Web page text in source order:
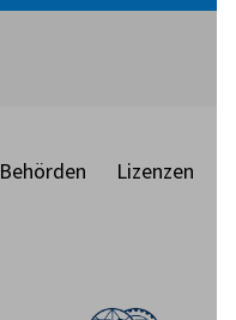
Behörden Lizenzen